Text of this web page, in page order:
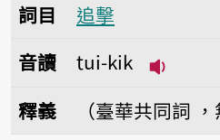
詞目
追擊
音讀
tui-kik
釋義
（臺華共同詞 ，